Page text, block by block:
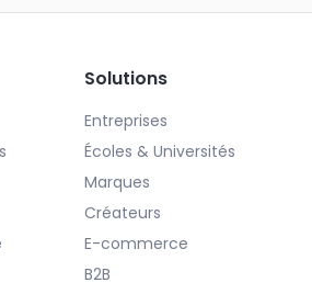
Solutions
Entreprises
Écoles & Universités
Marques
Créateurs
E-commerce
B2B